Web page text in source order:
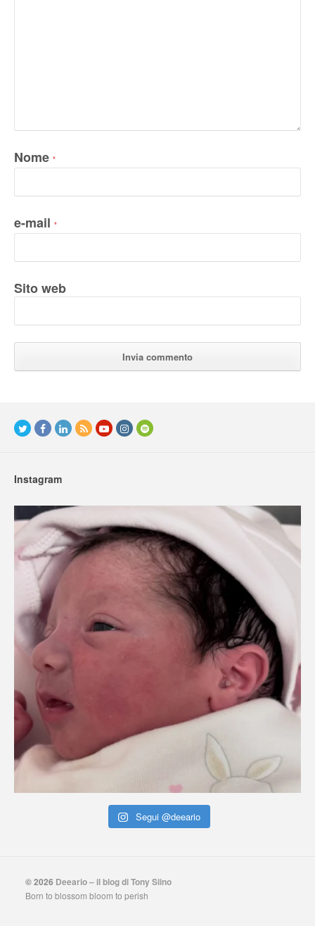
Nome *
e-mail *
Sito web
Instagram
Segui @deeario
© 2026 Deeario – il blog di Tony Siino
Born to blossom bloom to perish